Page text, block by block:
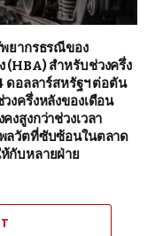
ยากรธรณีของ
(HBA) สำหรับช่วงครึ่ง
ดอลลาร์สหรัฐฯ ต่อตัน
งครึ่งหลังของเดือน
สูงกว่าช่วงเวลา
ลวัตที่ซับซ้อนในตลาด
กับหลายฝ่าย